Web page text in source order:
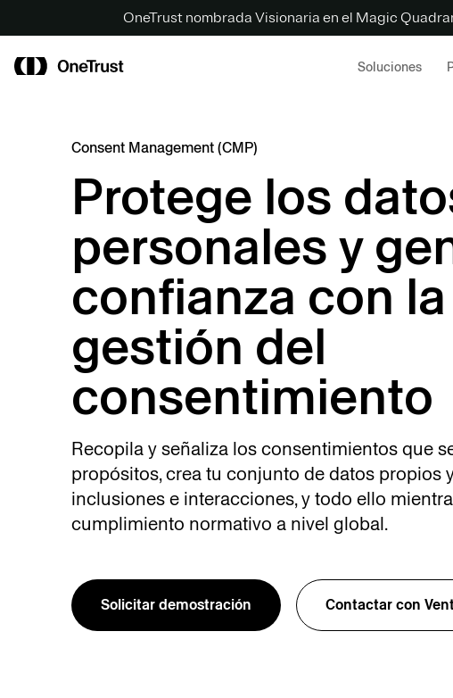
OneTrust nombrada Visionaria en el Magic
Soluciones
Consent Management (CMP)
Protege los
personales y
confianza con la
gestión del
consentimiento
Recopila y señaliza los consentimientos que
propósitos, crea tu conjunto de datos propios
inclusiones e interacciones, y todo ello
cumplimiento normativo a nivel global.
Solicitar demostración Contactar con